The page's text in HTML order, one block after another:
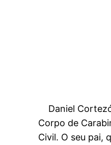
Daniel
Corpo de
Civil. O seu pai,